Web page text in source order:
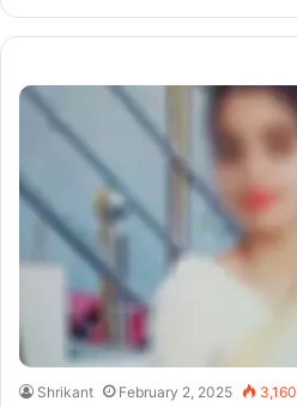
Shrikant February 2, 2025 3,160